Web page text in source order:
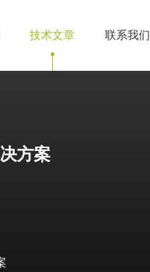
技术文章 联系我们
方案